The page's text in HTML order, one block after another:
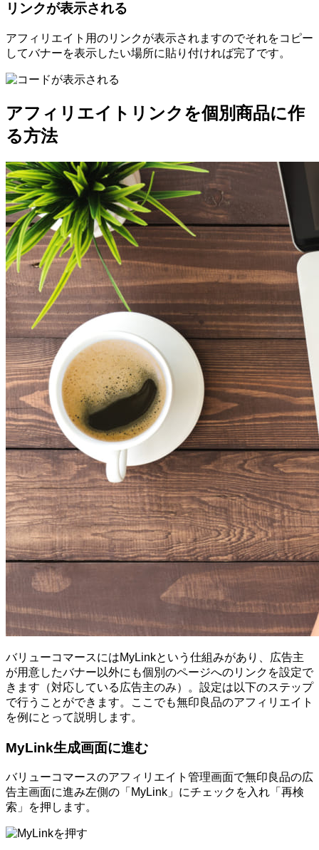
リンクが表示される
アフィリエイト用のリンクが表示されますのでそれをコピー
してバナーを表示したい場所に貼り付ければ完了です。
アフィリエイトリンクを個別商品に作
る方法
バリューコマースにはMyLinkという仕組みがあり、広告主
が用意したバナー以外にも個別のページへのリンクを設定で
きます（対応している広告主のみ）。設定は以下のステップ
で行うことができます。ここでも無印良品のアフィリエイト
を例にとって説明します。
MyLink生成画面に進む
バリューコマースのアフィリエイト管理画面で無印良品の広
告主画面に進み左側の「MyLink」にチェックを入れ「再検
索」を押します。